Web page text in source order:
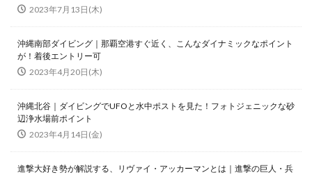
2023年7月13日(木)
沖縄南部ダイビング｜那覇空港すぐ近く、こんなダイナミックなポイント
が！着後エントリー可
2023年4月20日(木)
沖縄北谷｜ダイビングでUFOと水中ポストを見た！フォトジェニックな砂
辺浄水場前ポイント
2023年4月14日(金)
進撃大好き勢が解説する、リヴァイ・アッカーマンとは｜進撃の巨人・兵